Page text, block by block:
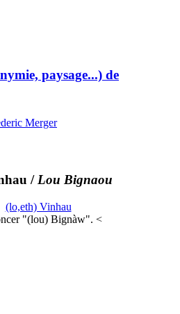
paysage...) de
Merger
/Lou Bignaou
(lo,eth) Vinhau
"(lou) Bignàw". <